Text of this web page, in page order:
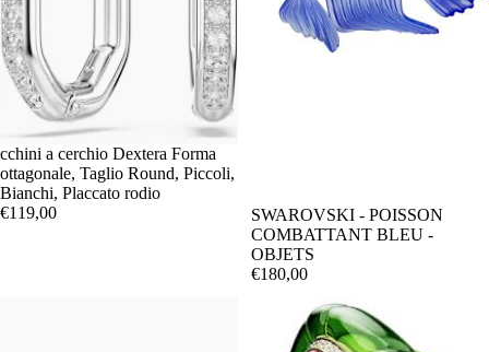
cchini a cerchio Dextera Forma
ottagonale, Taglio Round, Piccoli,
Bianchi, Placcato rodio
€119,00
SWAROVSKI - POISSON
COMBATTANT BLEU -
OBJETS
€180,00